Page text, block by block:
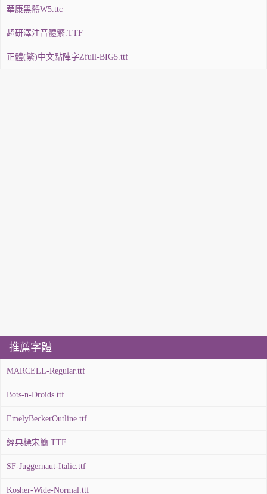
華康黑體W5.ttc
超研澤注音體繁.TTF
正體(繁)中文點陣字Zfull-BIG5.ttf
推薦字體
MARCELL-Regular.ttf
Bots-n-Droids.ttf
EmelyBeckerOutline.ttf
經典標宋簡.TTF
SF-Juggernaut-Italic.ttf
Kosher-Wide-Normal.ttf